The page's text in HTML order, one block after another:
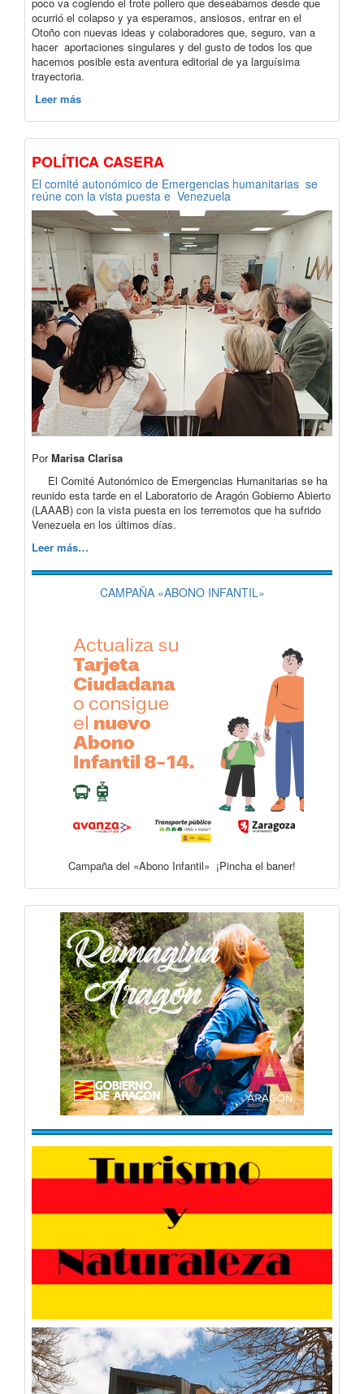
ocurrió el colapso y ya esperamos, ansiosos, entrar en el
Otoño con nuevas ideas y colaboradores que, seguro, van a
hacer aportaciones singulares y del gusto de todos los que
hacemos posible esta aventura editorial de ya larguísima
trayectoria.
Leer más
POLÍTICA CASERA
El comité autonómico de Emergencias humanitarias se
reúne con la vista puesta e Venezuela
PorMarisa Clarisa
El Comité Autonómico de Emergencias Humanitarias se ha
reunido esta tarde en el Laboratorio de Aragón Gobierno Abierto
(LAAAB) con la vista puesta en los terremotos que ha sufrido
Venezuela en los últimos días.
Leer más…
CAMPAÑA «ABONO INFANTIL»
Campaña del «Abono Infantil» ¡Pincha el baner!